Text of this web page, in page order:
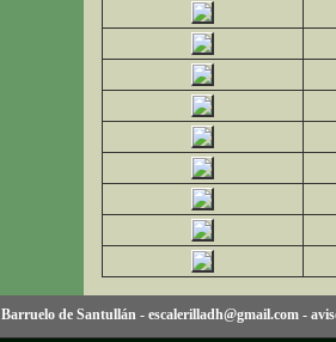
Barruelo de Santullán - escalerilladh@gmail.com -